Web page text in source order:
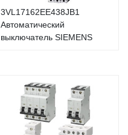
3VL17162EE438JB1
Автоматический
выключатель SIEMENS